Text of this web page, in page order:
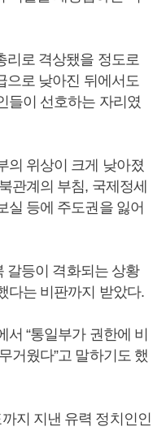
리로 격상됐을 정도로
으로 낮아진 뒤에서도
들이 선호하는 자리였
의 위상이 크게 낮아졌
관계의 부침, 국제정세
실 등에 주도권을 잃어
갈등이 격화되는 상황
다는 비판까지 받았다.
“통일부가 권한에 비
거웠다”고 말하기도 했
지 지낸 유력 정치인인